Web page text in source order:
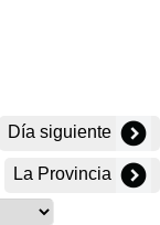
Día siguiente
La Provincia